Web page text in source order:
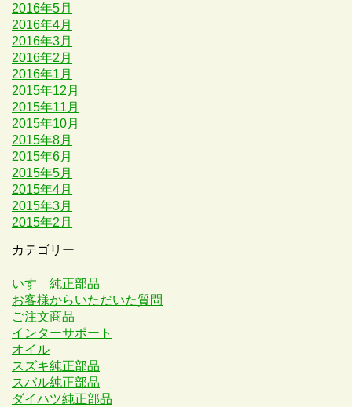
2016年5月
2016年4月
2016年3月
2016年2月
2016年1月
2015年12月
2015年11月
2015年10月
2015年8月
2015年6月
2015年5月
2015年4月
2015年3月
2015年2月
カテゴリー
いすゞ純正部品
お客様からいただいた質問
ご注文商品
インターサポート
オイル
スズキ純正部品
スバル純正部品
ダイハツ純正部品